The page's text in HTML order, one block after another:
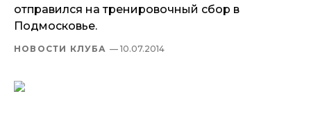
отправился на тренировочный сбор в
Подмосковье.
НОВОСТИ КЛУБА — 10.07.2014